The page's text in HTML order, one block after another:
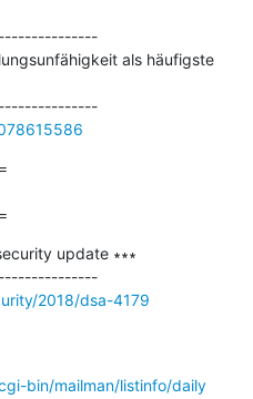
als häufigste
---------------------------------------------
update ∗∗∗
---------------------------------------------
2018/dsa-4179
bin/mailman/listinfo/daily